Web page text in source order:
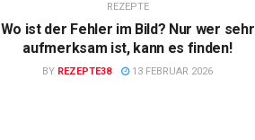
REZEPTE
Wo ist der Fehler im Bild? Nur wer sehr
aufmerksam ist, kann es finden!
BY REZEPTE38 13 FEBRUAR 2026